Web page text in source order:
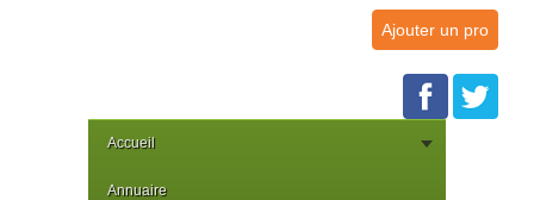
Ajouter un pro
Accueil
Annuaire